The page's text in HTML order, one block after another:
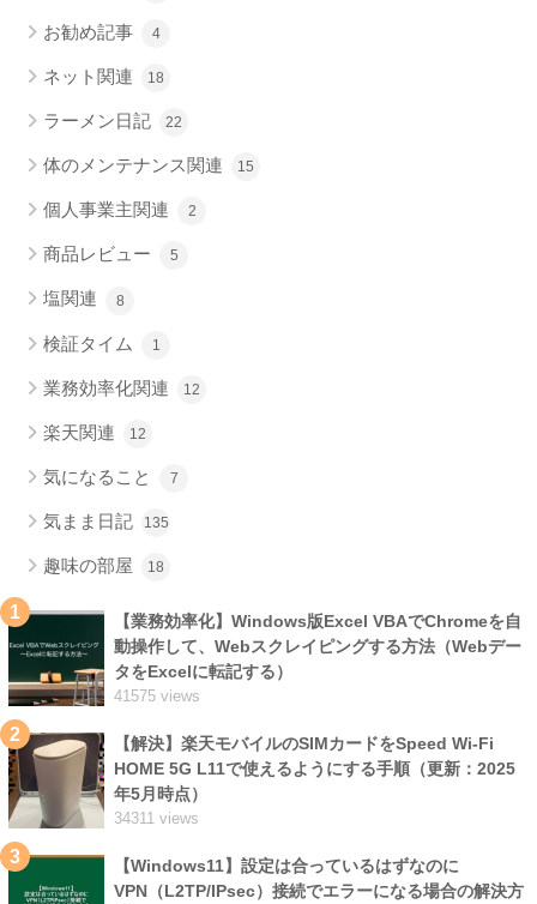
お勧め記事 4
ネット関連 18
ラーメン日記 22
体のメンテナンス関連 15
個人事業主関連 2
商品レビュー 5
塩関連 8
検証タイム 1
業務効率化関連 12
楽天関連 12
気になること 7
気まま日記 135
趣味の部屋 18
1
【業務効率化】Windows版Excel VBAでChromeを自
動操作して、Webスクレイピングする方法（Webデー
タをExcelに転記する）
41575 views
2
【解決】楽天モバイルのSIMカードをSpeed Wi-Fi
HOME 5G L11で使えるようにする手順（更新：2025
年5月時点）
34311 views
3
【Windows11】設定は合っているはずなのに
VPN（L2TP/IPsec）接続でエラーになる場合の解決方